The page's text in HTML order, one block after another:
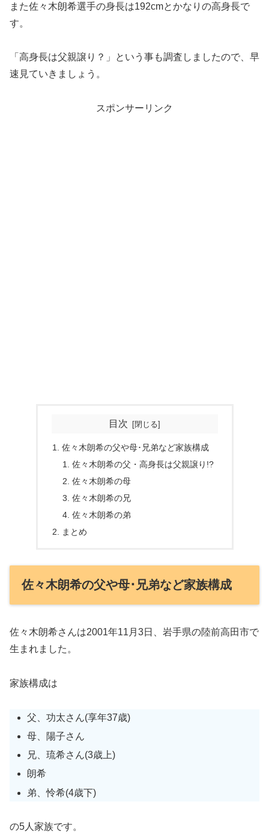
また佐々木朗希選手の身長は192cmとかなりの高身長で
す。
「高身長は父親譲り？」という事も調査しましたので、早
速見ていきましょう。
スポンサーリンク
目次
佐々木朗希の父や母･兄弟など家族構成
佐々木朗希の父・高身長は父親譲り!?
佐々木朗希の母
佐々木朗希の兄
佐々木朗希の弟
まとめ
佐々木朗希の父や母･兄弟など家族構成
佐々木朗希さんは2001年11月3日、岩手県の陸前高田市で
生まれました。
家族構成は
父、功太さん(享年37歳)
母、陽子さん
兄、琉希さん(3歳上)
朗希
弟、怜希(4歳下)
の5人家族です。